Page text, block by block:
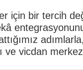
için bir tercih
ve vicdan